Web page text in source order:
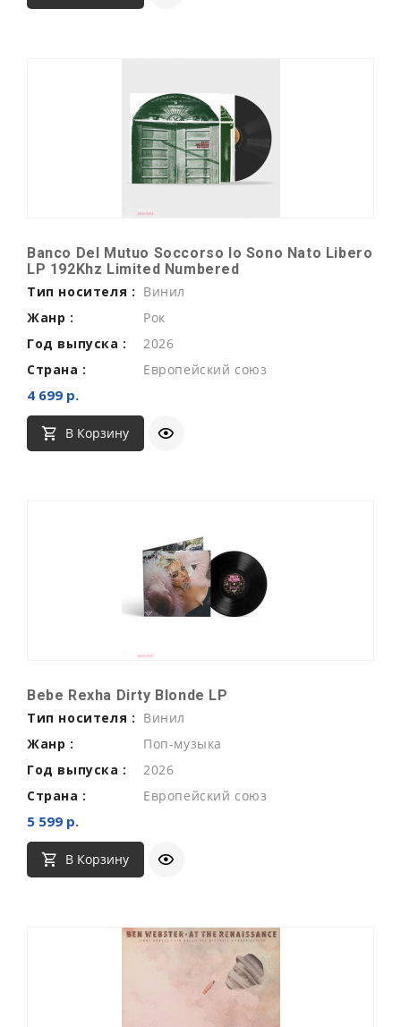
Banco Del Mutuo Soccorso Io Sono Nato Libero
LP 192Khz Limited Numbered
Тип носителя : Винил
Жанр :
Рок
Год выпуска :
2026
Страна :
Европейский союз
4 699 р.
В Корзину
Bebe Rexha Dirty Blonde LP
Тип носителя : Винил
Жанр :
Поп-музыка
Год выпуска :
2026
Страна :
Европейский союз
5 599 р.
В Корзину